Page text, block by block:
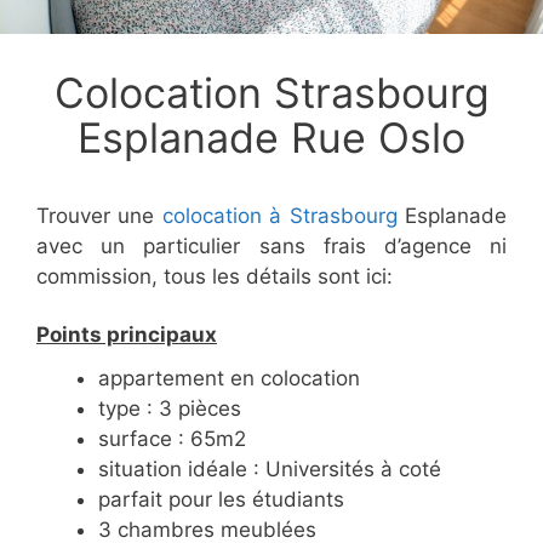
Colocation Strasbourg
Esplanade Rue Oslo
Trouver une colocation à Strasbourg Esplanade
avec un particulier sans frais d’agence ni
commission, tous les détails sont ici:
Points principaux
appartement en colocation
type : 3 pièces
surface : 65m2
situation idéale : Universités à coté
parfait pour les étudiants
3 chambres meublées